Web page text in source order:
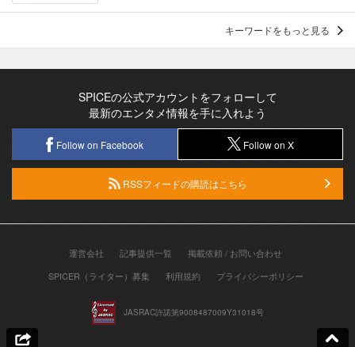
キーワードをもっと見る
SPICEの公式アカウントをフォローして
最新のエンタメ情報を手に入れよう
Follow on Facebook Follow on X
RSSフィードの購読はこちら
運営会社 記事提供一覧
掲載依頼 / お問い合わせ
SPICER（ライター）募集
利用規約 プライバシーポリシー
JASRAC許諾第9008487009Y31018号